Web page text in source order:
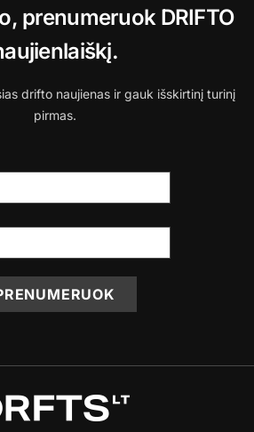
prenumeruok DRIFTO
drifto naujienas ir gauk išskirtinį turinį
pirmas.